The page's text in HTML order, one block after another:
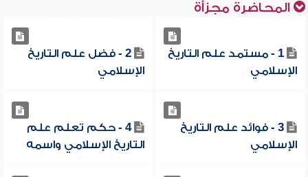
المحاضرة مجزأة
1 - مستمد علم التاريخ
الإسلامي
2 - فضل علم التاريخ
الإسلامي
3 - فوائد علم التاريخ
الإسلامي
4 - حكم تعلم علم
التاريخ الإسلامي واسمه